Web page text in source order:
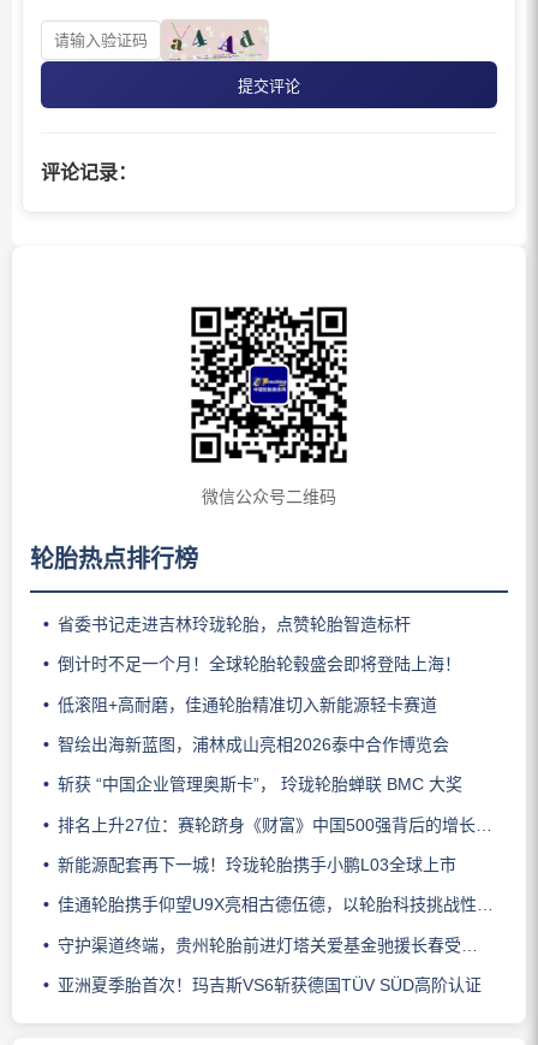
提交评论
评论记录：
微信公众号二维码
轮胎热点排行榜
省委书记走进吉林玲珑轮胎，点赞轮胎智造标杆
倒计时不足一个月！全球轮胎轮毂盛会即将登陆上海！
低滚阻+高耐磨，佳通轮胎精准切入新能源轻卡赛道
智绘出海新蓝图，浦林成山亮相2026泰中合作博览会
斩获 “中国企业管理奥斯卡”， 玲珑轮胎蝉联 BMC 大奖
排名上升27位：赛轮跻身《财富》中国500强背后的增长逻辑
新能源配套再下一城！玲珑轮胎携手小鹏L03全球上市
佳通轮胎携手仰望U9X亮相古德伍德，以轮胎科技挑战性能边界
守护渠道终端，贵州轮胎前进灯塔关爱基金驰援长春受灾门店
亚洲夏季胎首次！玛吉斯VS6斩获德国TÜV SÜD高阶认证